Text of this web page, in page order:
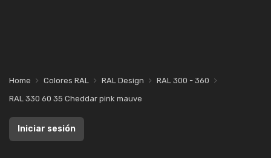
Home Colores RAL RAL Design
RAL 300 - 360
RAL 330 60 35 Cheddar pink mauve
Iniciar sesión